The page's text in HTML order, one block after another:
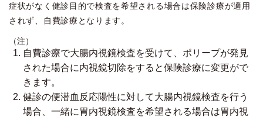
症状がなく健診目的で検査を希望される場合は保険診療が適用
されず、自費診療となります。
（注）
自費診療で大腸内視鏡検査を受けて、ポリープが発見
された場合に内視鏡切除をすると保険診療に変更がで
きます。
健診の便潜血反応陽性に対して大腸内視鏡検査を行う
場合、一緒に胃内視鏡検査を希望される場合は胃内視